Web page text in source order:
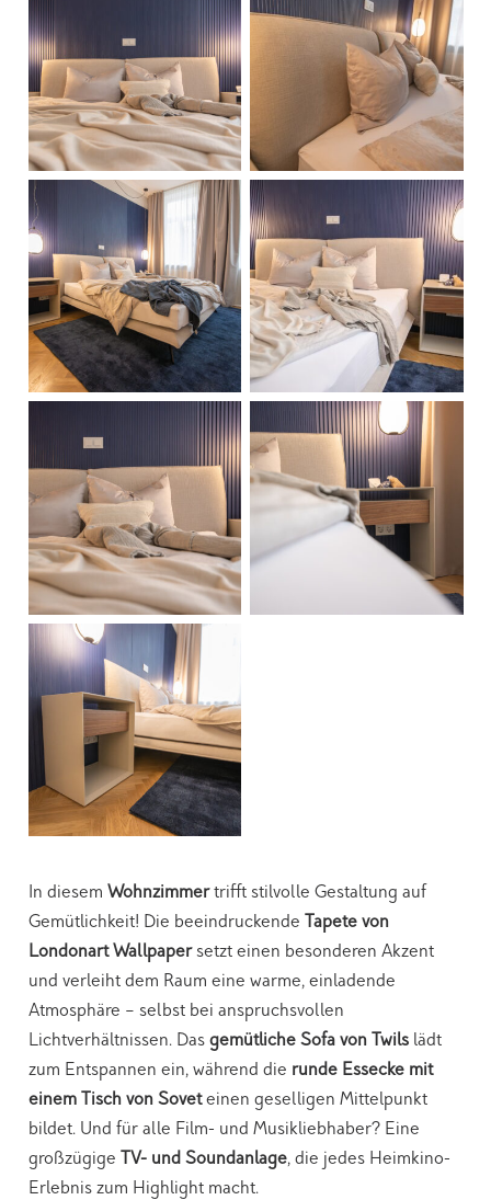
In diesem Wohnzimmertrifft stilvolle Gestaltung auf
Gemütlichkeit! Die beeindruckende Tapete von
Londonart Wallpapersetzt einen besonderen Akzent
und verleiht dem Raum eine warme, einladende
Atmosphäre – selbst bei anspruchsvollen
Lichtverhältnissen. Das gemütliche Sofa von Twilslädt
zum Entspannen ein, während die runde Essecke mit
einem Tisch von Soveteinen geselligen Mittelpunkt
bildet. Und für alle Film- und Musikliebhaber? Eine
großzügige TV- und Soundanlage, die jedes Heimkino-
Erlebnis zum Highlight macht.